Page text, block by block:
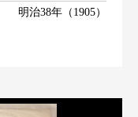
明治38年（1905）